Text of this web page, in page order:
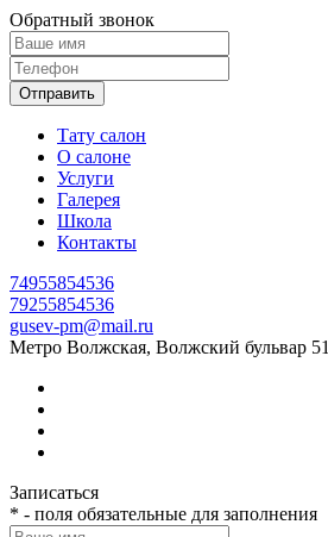
Обратный звонок
Отправить
Тату салон
О салоне
Услуги
Галерея
Школа
Контакты
74955854536
79255854536
gusev-pm@mail.ru
Метро Волжская, Волжский бульвар 51
Записаться
* - поля обязательные для заполнения